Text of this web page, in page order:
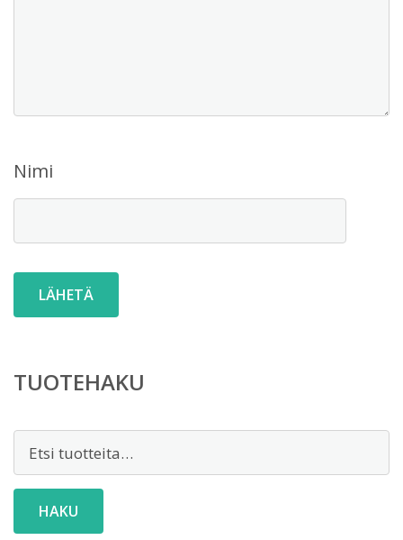
Nimi
TUOTEHAKU
HAKU